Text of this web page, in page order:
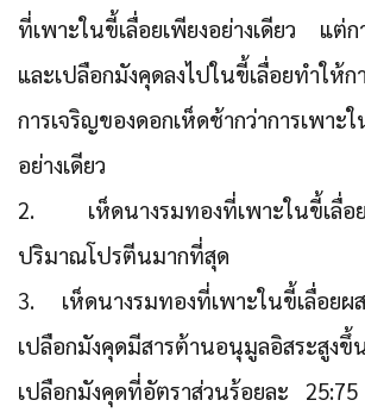
ที่เพาะในขี้เลื่อยเพียงอย่างเดียว แต่ก
และเปลือกมังคุดลงไปในขี้เลื่อยทำให้ก
การเจริญของดอกเห็ดช้ากว่าการเพาะใ
อย่างเดียว
2. เห็ดนางรมทองที่เพาะในขี้เลื่อย
ปริมาณโปรตีนมากที่สุด
3. เห็ดนางรมทองที่เพาะในขี้เลื่อยผ
เปลือกมังคุดมีสารต้านอนุมูลอิสระสูงขึ้
เปลือกมังคุดที่อัตราส่วนร้อยละ